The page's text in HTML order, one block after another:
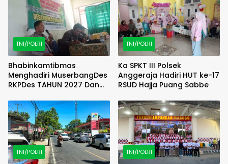
TNI/POLRI
Bhabinkamtibmas
Menghadiri MuserbangDes
RKPDes TAHUN 2027 Dan
Puncak Harapan
TNI/POLRI
Ka SPKT III Polsek
Anggeraja Hadiri HUT ke-17
RSUD Hajja Puang Sabbe
TNI/POLRI TNI/POLRI